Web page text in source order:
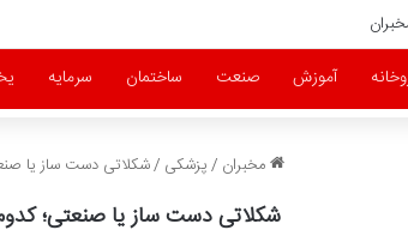
آموزش صنعت ساختمان سرمایه
مخبران /پزشکی /شکلاتی دست‌ ساز یا
شکلاتی دست‌ ساز یا صنعتی؛